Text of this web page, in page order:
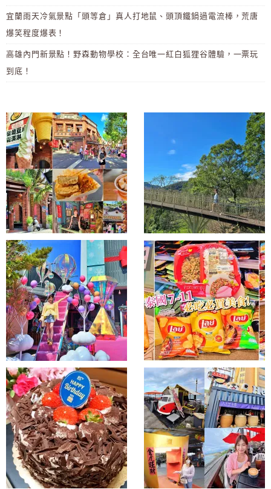
宜蘭雨天冷氣景點「頭等倉」真人打地鼠、頭頂鐵鍋過電流棒，荒唐
爆笑程度爆表！
高雄內門新景點！野森動物學校：全台唯一紅白狐狸谷體驗，一票玩
到底！